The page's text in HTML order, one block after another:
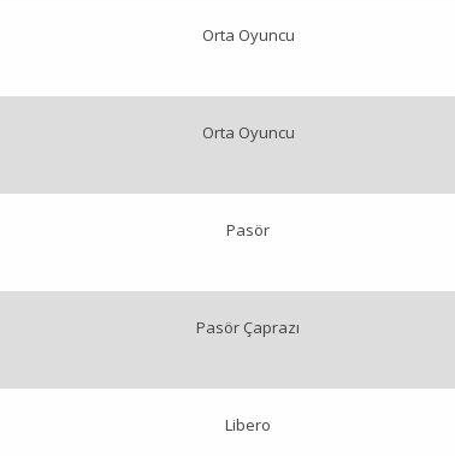
Orta Oyuncu
Orta Oyuncu
Pasör
Pasör Çaprazı
Libero